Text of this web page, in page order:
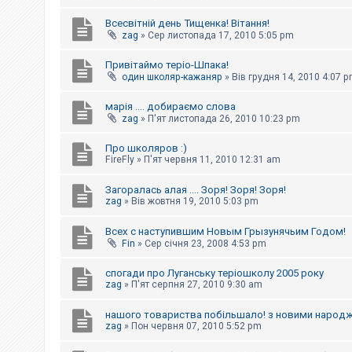
Всесвітній день Тищенка! Вітання!
zag » Сер листопада 17, 2010 5:05 pm
Привітаймо теріо-Шпака!
один школяр-кажаняр » Вів грудня 14, 2010 4:07
марія .... добираємо слова
zag » П'ят листопада 26, 2010 10:23 pm
Про школяров :)
FireFly » П'ят червня 11, 2010 12:31 am
Загоралась алая .... Зоря! Зоря! Зоря!
zag » Вів жовтня 19, 2010 5:03 pm
Всех с наступившим Новым Грызунячьим Годом!
Fin » Сер січня 23, 2008 4:53 pm
спогади про Луганську теріошколу 2005 року
zag » П'ят серпня 27, 2010 9:30 am
нашого товариства побільшало! з новими
zag » Пон червня 07, 2010 5:52 pm